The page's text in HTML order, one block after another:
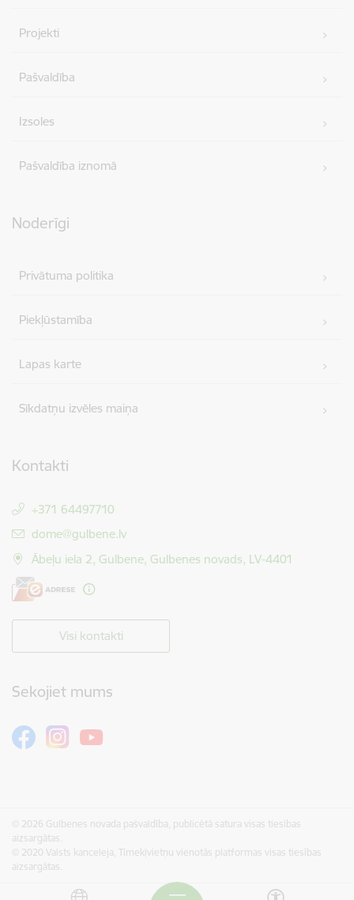
Projekti
Pašvaldība
Izsoles
Pašvaldība iznomā
Noderīgi
Privātuma politika
Piekļūstamība
Lapas karte
Sīkdatņu izvēles maiņa
Kontakti
+371 64497710
E-pasts:
dome@gulbene.lv
Ābeļu iela 2, Gulbene, Gulbenes novads, LV-4401
Visi kontakti
Sekojiet mums
© 2026 Gulbenes novada pašvaldība, publicētā satura visas tiesības
aizsargātas.
© 2020 Valsts kanceleja, Tīmekļvietņu vienotās platformas visas tiesības
aizsargātas.